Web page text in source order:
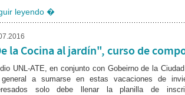
leyendo �
la Cocina al jardín", curso de
UNL-ATE, en conjunto con Gobeirno de la
a sumarse en estas vacaciones de
solo debe llenar la planilla de